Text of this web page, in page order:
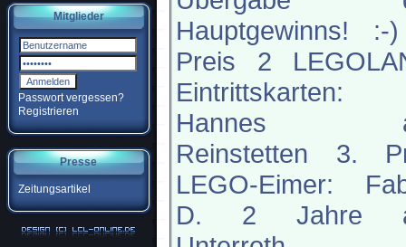
Mitglieder
Passwort vergessen?
Registrieren
Presse
Zeitungsartikel
Hauptgewinns!
Preis 2
Hannes
Reinstetten 3.
LEGO-Eimer:
D. 2 Jahre